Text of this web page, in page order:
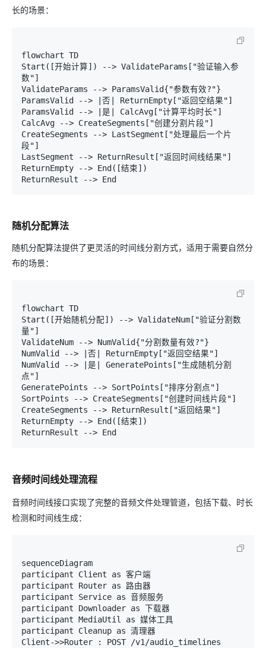
长的场景：
flowchart TD
Start([开始计算]) --> ValidateParams["验证输入参
数"]
ValidateParams --> ParamsValid{"参数有效?"}
ParamsValid --> |否| ReturnEmpty["返回空结果"]
ParamsValid --> |是| CalcAvg["计算平均时长"]
CalcAvg --> CreateSegments["创建分割片段"]
CreateSegments --> LastSegment["处理最后一个片
段"]
LastSegment --> ReturnResult["返回时间线结果"]
ReturnEmpty --> End([结束])
随机分配算法
随机分配算法提供了更灵活的时间线分割方式，适用于需要自然分
布的场景：
flowchart TD
Start([开始随机分配]) --> ValidateNum["验证分割数
量"]
ValidateNum --> NumValid{"分割数量有效?"}
NumValid --> |否| ReturnEmpty["返回空结果"]
NumValid --> |是| GeneratePoints["生成随机分割
点"]
GeneratePoints --> SortPoints["排序分割点"]
SortPoints --> CreateSegments["创建时间线片段"]
CreateSegments --> ReturnResult["返回结果"]
ReturnEmpty --> End([结束])
音频时间线处理流程
音频时间线接口实现了完整的音频文件处理管道，包括下载、时长
检测和时间线生成：
sequenceDiagram
participant Client as 客户端
participant Router as 路由器
participant Service as 音频服务
participant Downloader as 下载器
participant MediaUtil as 媒体工具
participant Cleanup as 清理器
Client->>Router : POST /v1/audio_timelines